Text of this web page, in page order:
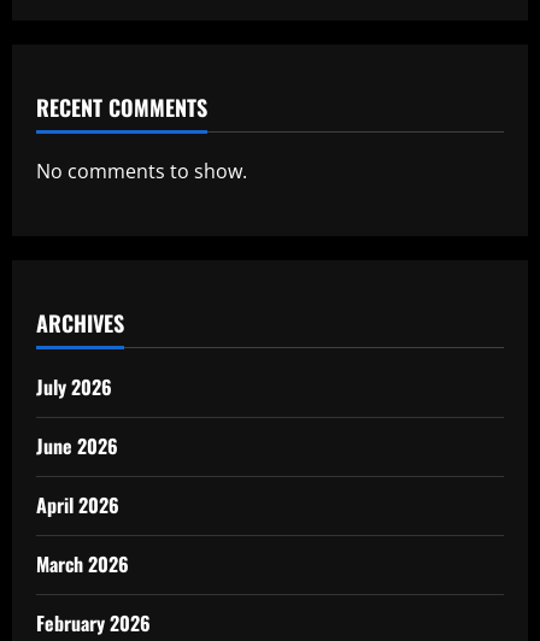
RECENT COMMENTS
No comments to show.
ARCHIVES
July 2026
June 2026
April 2026
March 2026
February 2026